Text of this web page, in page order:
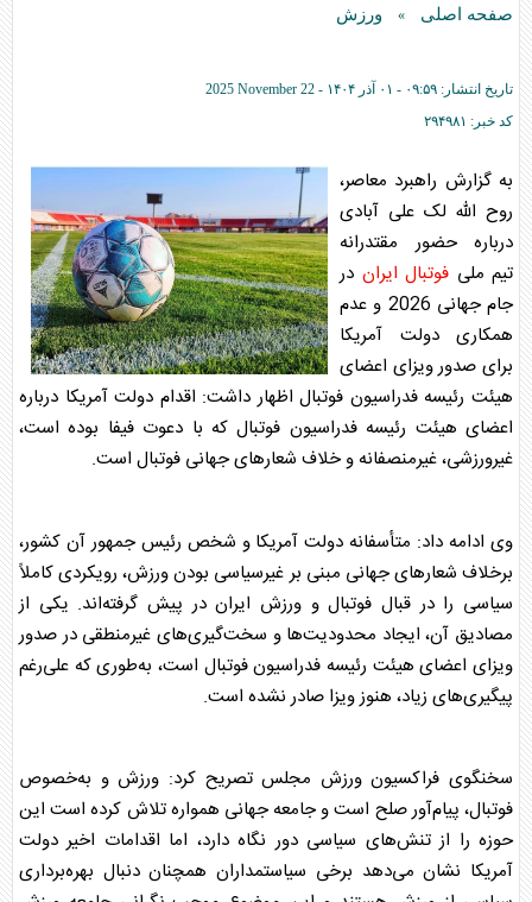
صفحه اصلی » ورزش
تاریخ انتشار: ۰۹:۵۹ - ۰۱ آذر ۱۴۰۴ -
2025 November 22
کد خبر: ۲۹۴۹۸۱
به گزارش راهبرد معاصر،
روح الله لک علی آبادی
درباره حضور مقتدرانه
تیم ملی فوتبال ایران در
جام جهانی 2026 و عدم
همکاری دولت آمریکا
برای صدور ویزای اعضای
هیئت رئیسه فدراسیون فوتبال اظهار داشت: اقدام دولت آمریکا درباره
اعضای هیئت رئیسه فدراسیون فوتبال که با دعوت فیفا بوده است،
غیرورزشی، غیرمنصفانه و خلاف شعارهای جهانی فوتبال است.
وی ادامه داد: متأسفانه دولت آمریکا و شخص رئیس جمهور آن کشور،
برخلاف شعارهای جهانی مبنی بر غیرسیاسی بودن ورزش، رویکردی کاملاً
سیاسی را در قبال فوتبال و ورزش ایران در پیش گرفته‌اند. یکی از
مصادیق آن، ایجاد محدودیت‌ها و سخت‌گیری‌های غیرمنطقی در صدور
ویزای اعضای هیئت رئیسه فدراسیون فوتبال است، به‌‌طوری که علی‌رغم
پیگیری‌های زیاد، هنوز ویزا صادر نشده است.
سخنگوی فراکسیون ورزش مجلس تصریح کرد: ورزش و به‌خصوص
فوتبال، پیام‌آور صلح است و جامعه جهانی همواره تلاش کرده است این
حوزه را از تنش‌های سیاسی دور نگاه دارد، اما اقدامات اخیر دولت
آمریکا نشان می‌دهد برخی سیاستمداران همچنان دنبال بهره‌برداری